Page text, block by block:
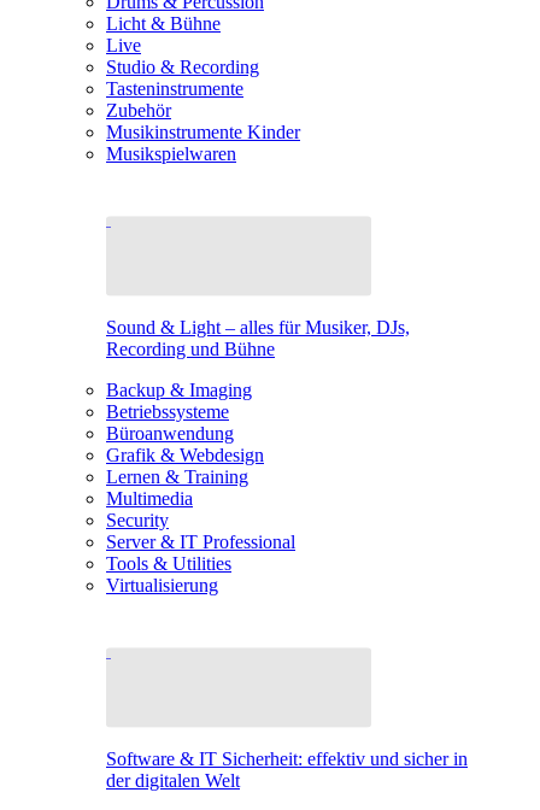
Licht & Bühne
Live
Studio & Recording
Tasteninstrumente
Zubehör
Musikinstrumente Kinder
Musikspielwaren
Sound & Light – alles für Musiker, DJs,
Recording und Bühne
Backup & Imaging
Betriebssysteme
Büroanwendung
Grafik & Webdesign
Lernen & Training
Multimedia
Security
Server & IT Professional
Tools & Utilities
Virtualisierung
Software & IT Sicherheit: effektiv und sicher in
der digitalen Welt